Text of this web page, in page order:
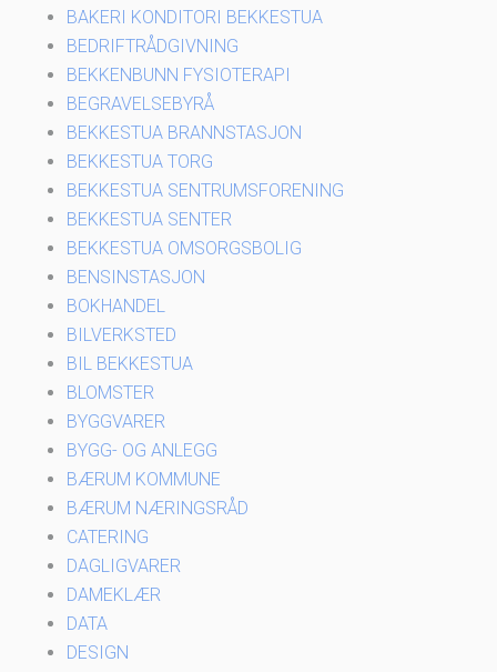
BAKERI KONDITORI BEKKESTUA
BEDRIFTRÅDGIVNING
BEKKENBUNN FYSIOTERAPI
BEGRAVELSEBYRÅ
BEKKESTUA BRANNSTASJON
BEKKESTUA TORG
BEKKESTUA SENTRUMSFORENING
BEKKESTUA SENTER
BEKKESTUA OMSORGSBOLIG
BENSINSTASJON
BOKHANDEL
BILVERKSTED
BIL BEKKESTUA
BLOMSTER
BYGGVARER
BYGG- OG ANLEGG
BÆRUM KOMMUNE
BÆRUM NÆRINGSRÅD
CATERING
DAGLIGVARER
DAMEKLÆR
DATA
DESIGN